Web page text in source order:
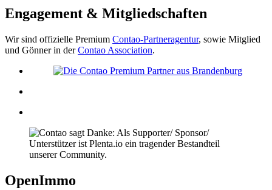
Engagement & Mitgliedschaften
Wir sind offizielle Premium Contao-Partneragentur, sowie Mitglied
und Gönner in derContao Association.
OpenImmo